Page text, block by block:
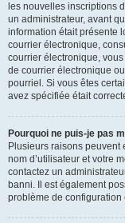
les nouvelles inscriptions
un administrateur, avant
information était présente
courrier électronique,
courrier électronique,
de courrier électronique
pourriel. Si vous êtes
avez spécifiée était
Pourquoi ne puis-je pas
Plusieurs raisons peuvent
nom d’utilisateur et votre
contactez un
banni. Il est également
problème de configuration